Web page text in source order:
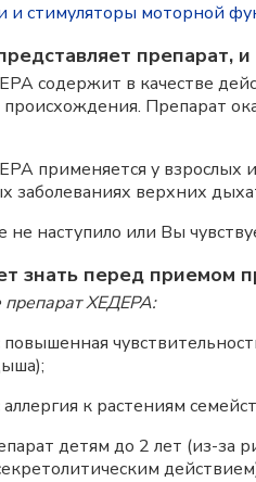
и стимуляторы моторной
препарат,
содержит в качестве
происхождения. Препарат
применяется у взрослых
заболеваниях верхних
не наступило или Вы
знать перед приемом
ХЕДЕРА:
к растениям
детям до 2 лет (из-за